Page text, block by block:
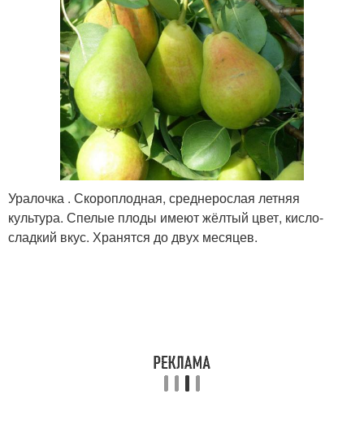
Уралочка . Скороплодная, среднерослая летняя
культура. Спелые плоды имеют жёлтый цвет, кисло-
сладкий вкус. Хранятся до двух месяцев.